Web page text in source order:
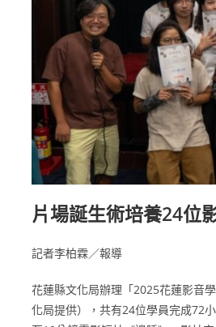
片場誕生術培養24位
記者李柏霖／報導
花蓮縣文化局辦理「2025花蓮影音
化局提供），共有24位學員完成72